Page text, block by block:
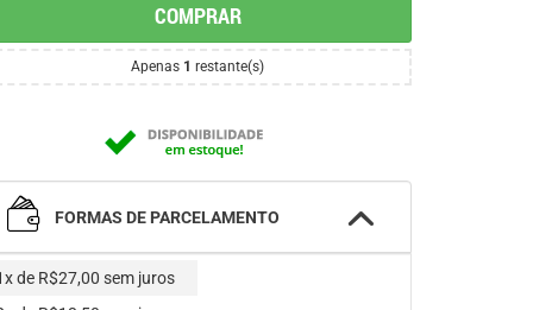
COMPRAR
Apenas 1 restante(s)
FORMAS DE PARCELAMENTO
de R$27,00 sem juros